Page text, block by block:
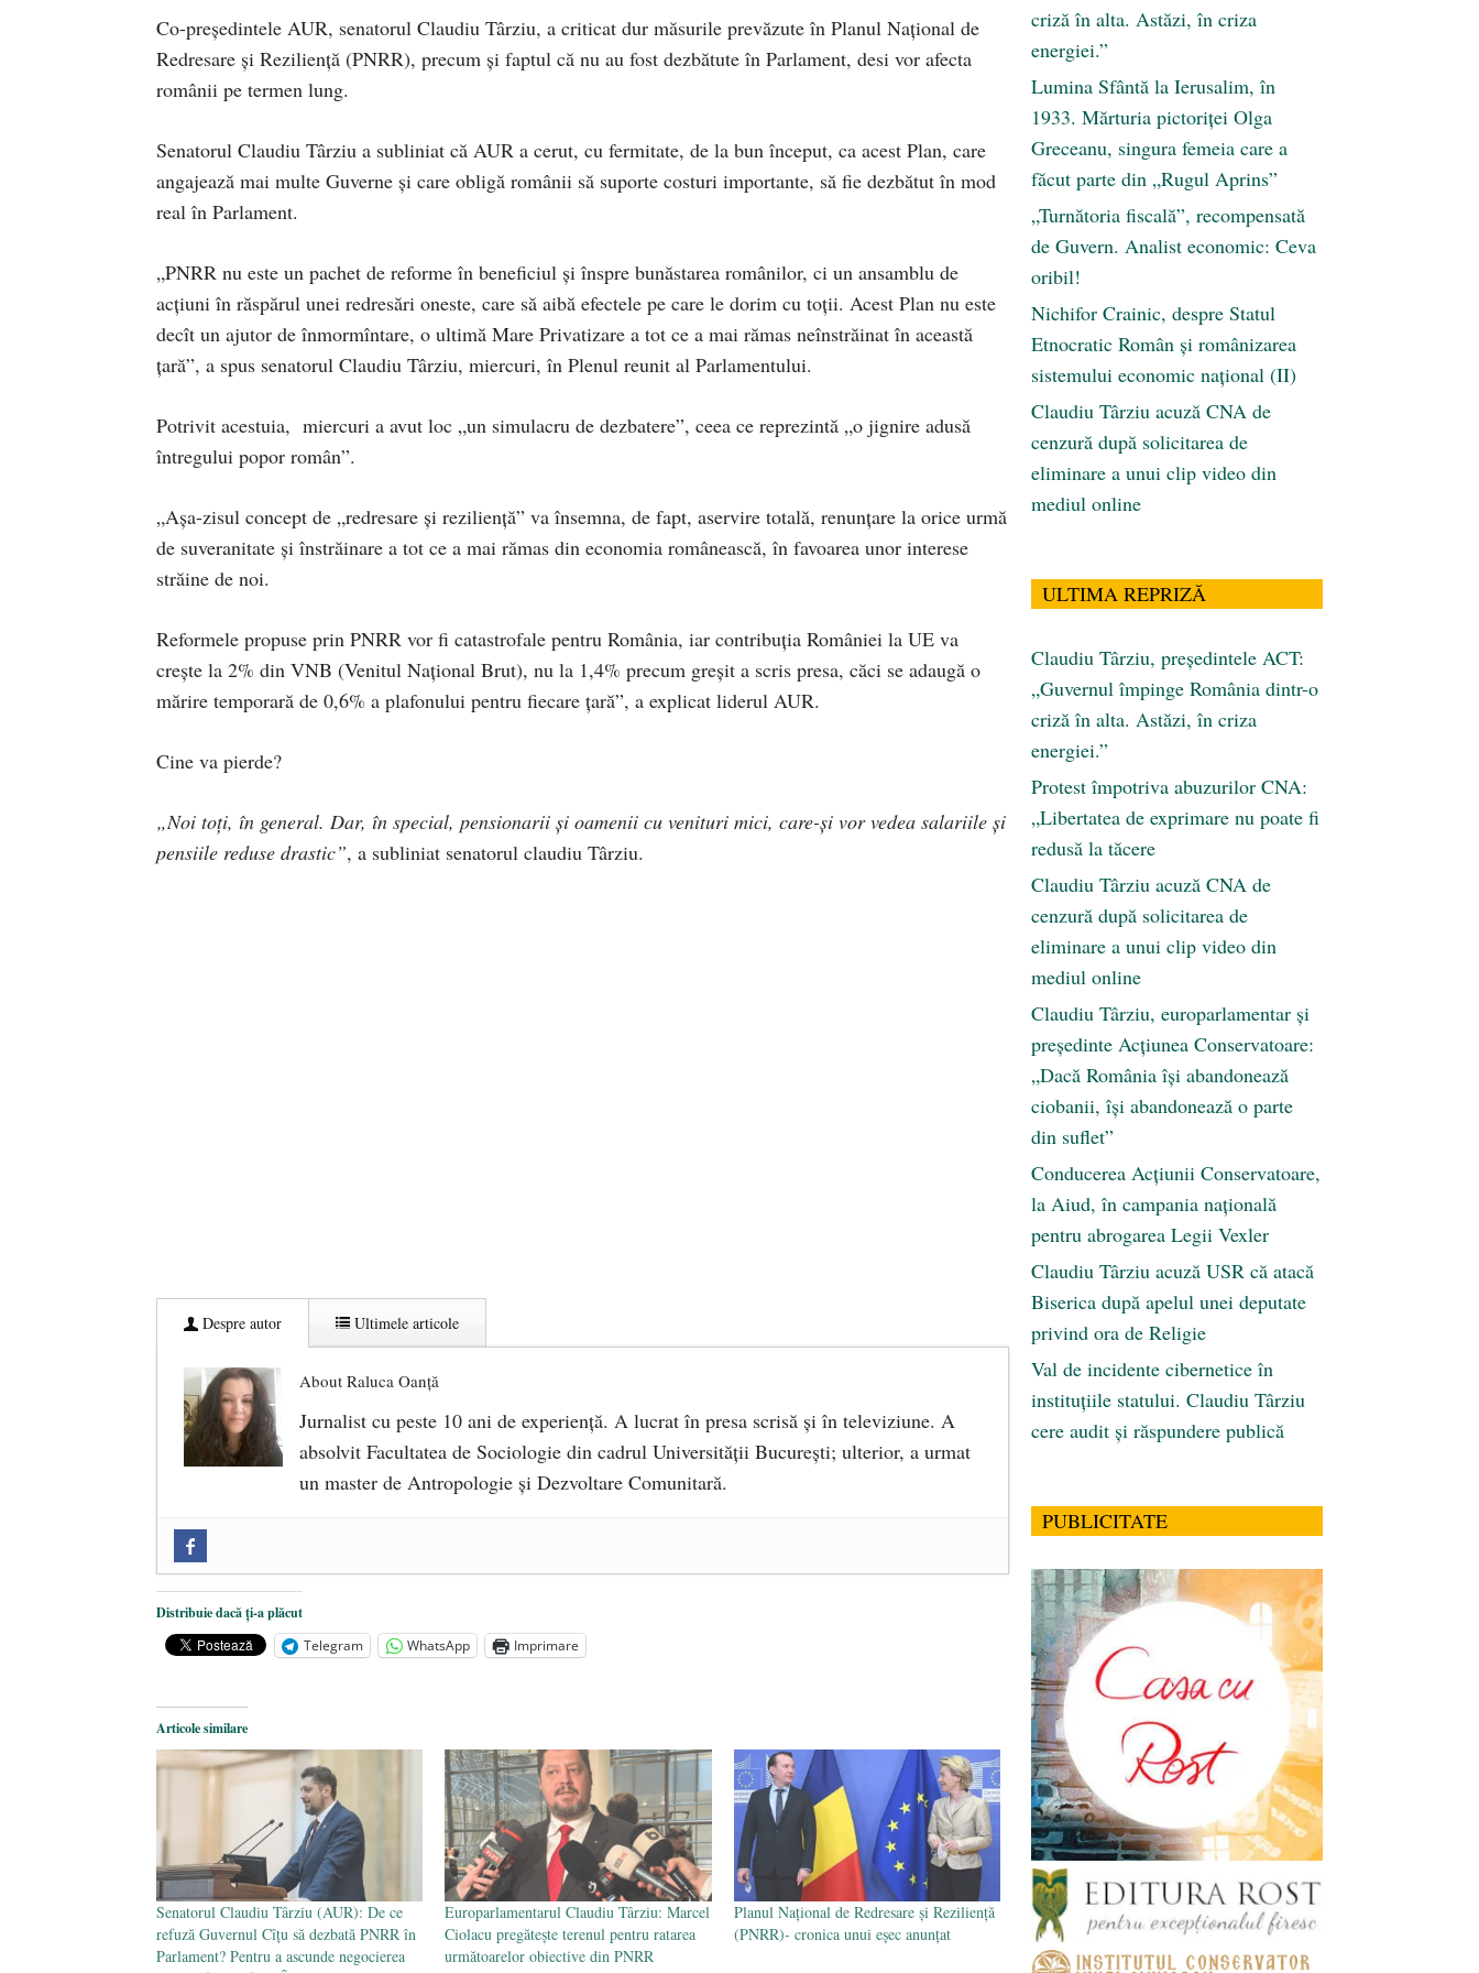
Co-președintele AUR, senatorul Claudiu Târziu, a criticat dur măsurile prevăzute în Planul Național de
Redresare și Reziliență (PNRR), precum și faptul că nu au fost dezbătute în Parlament, desi vor afecta
românii pe termen lung.
Senatorul Claudiu Târziu a subliniat că AUR a cerut, cu fermitate, de la bun început, ca acest Plan, care
angajează mai multe Guverne și care obligă românii să suporte costuri importante, să fie dezbătut în mod
real în Parlament.
„PNRR nu este un pachet de reforme în beneficiul și înspre bunăstarea românilor, ci un ansamblu de
acțiuni în răspărul unei redresări oneste, care să aibă efectele pe care le dorim cu toții. Acest Plan nu este
decît un ajutor de înmormîntare, o ultimă Mare Privatizare a tot ce a mai rămas neînstrăinat în această
țară”, a spus senatorul Claudiu Târziu, miercuri, în Plenul reunit al Parlamentului.
Potrivit acestuia, miercuri a avut loc „un simulacru de dezbatere”, ceea ce reprezintă „o jignire adusă
întregului popor român”.
„Așa-zisul concept de „redresare și reziliență” va însemna, de fapt, aservire totală, renunțare la orice urmă
de suveranitate și înstrăinare a tot ce a mai rămas din economia românească, în favoarea unor interese
străine de noi.
Reformele propuse prin PNRR vor fi catastrofale pentru România, iar contribuția României la UE va
crește la 2% din VNB (Venitul Național Brut), nu la 1,4% precum greșit a scris presa, căci se adaugă o
mărire temporară de 0,6% a plafonului pentru fiecare țară”, a explicat liderul AUR.
Cine va pierde?
„Noi toți, în general. Dar, în special, pensionarii și oamenii cu venituri mici, care-și vor vedea salariile și
pensiile reduse drastic”, a subliniat senatorul claudiu Târziu.
Despre autor Ultimele articole
About Raluca Oanță
Jurnalist cu peste 10 ani de experiență. A lucrat în presa scrisă și în televiziune. A
absolvit Facultatea de Sociologie din cadrul Universității București; ulterior, a urmat
un master de Antropologie și Dezvoltare Comunitară.
comemorat la 102 ani de la naștere - 29 iulie 2024
„Carnea cultivată” în laborator, tot mai aproape de autorizare pentru comercializare în UE
iulie 2024
2024
Distribuie dacă ți-a plăcut
Telegram
WhatsApp Imprimare
Articole similare
Senatorul Claudiu Târziu (AUR): De ce
refuză Guvernul Cîțu să dezbată PNRR în
Parlament? Pentru a ascunde negocierea
Europarlamentarul Claudiu Târziu: Marcel
Ciolacu pregătește terenul pentru ratarea
următoarelor obiective din PNRR
Planul Naţional de Redresare şi Rezilienţă
(PNRR)- cronica unui eșec anunțat
criză în alta. Astăzi, în criza
energiei.”
Lumina Sfântă la Ierusalim, în
1933. Mărturia pictoriței Olga
Greceanu, singura femeia care a
făcut parte din „Rugul Aprins”
„Turnătoria fiscală”, recompensată
de Guvern. Analist economic: Ceva
oribil!
Nichifor Crainic, despre Statul
Etnocratic Român şi românizarea
sistemului economic naţional (II)
Claudiu Târziu acuză CNA de
cenzură după solicitarea de
eliminare a unui clip video din
mediul online
ULTIMA REPRIZĂ
Claudiu Târziu, președintele ACT:
„Guvernul împinge România dintr-o
criză în alta. Astăzi, în criza
energiei.”
Protest împotriva abuzurilor CNA:
„Libertatea de exprimare nu poate fi
redusă la tăcere
Claudiu Târziu acuză CNA de
cenzură după solicitarea de
eliminare a unui clip video din
mediul online
Claudiu Târziu, europarlamentar și
președinte Acțiunea Conservatoare:
„Dacă România își abandonează
ciobanii, își abandonează o parte
din suflet”
Conducerea Acțiunii Conservatoare,
la Aiud, în campania națională
pentru abrogarea Legii Vexler
Claudiu Târziu acuză USR că atacă
Biserica după apelul unei deputate
privind ora de Religie
Val de incidente cibernetice în
instituțiile statului. Claudiu Târziu
cere audit și răspundere publică
PUBLICITATE